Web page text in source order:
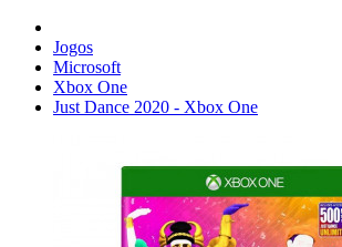
Jogos
Microsoft
Xbox One
Just Dance 2020 - Xbox One